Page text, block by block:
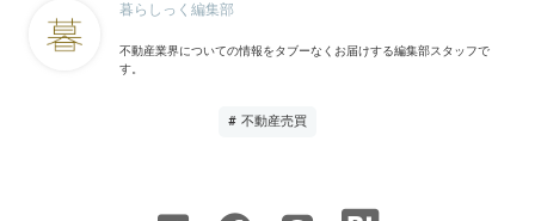
暮らしっく編集部
不動産業界についての情報をタブーなくお届けする編集部スタッフで
す。
# 不動産売買